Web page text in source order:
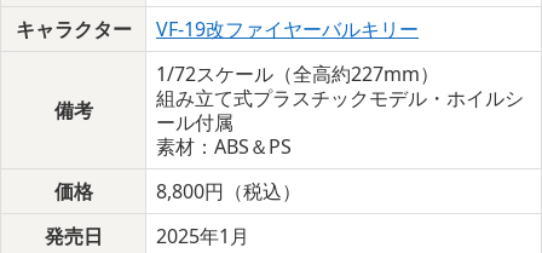
キャラクター
VF-19改ファイヤーバルキリー
備考
1/72スケール（全高約227mm）
組み立て式プラスチックモデル・ホイルシ
ール付属
素材：ABS＆PS
価格
8,800円（税込）
発売日
2025年1月